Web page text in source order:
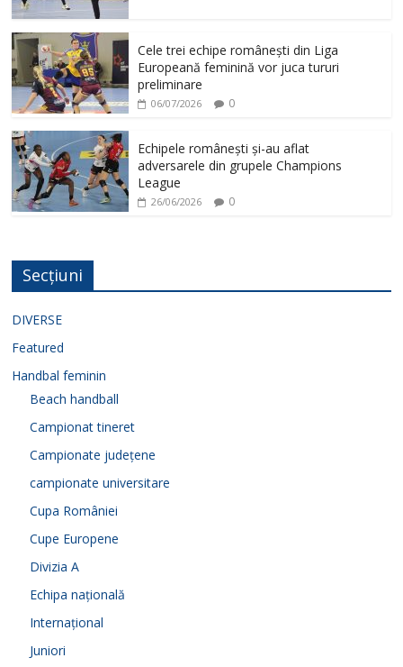
Cele trei echipe românești din Liga
Europeană feminină vor juca tururi
preliminare
06/07/2026 0
Echipele românești și-au aflat
adversarele din grupele Champions
League
26/06/2026 0
Secțiuni
DIVERSE
Featured
Handbal feminin
Beach handball
Campionat tineret
Campionate județene
campionate universitare
Cupa României
Cupe Europene
Divizia A
Echipa națională
Internațional
Juniori